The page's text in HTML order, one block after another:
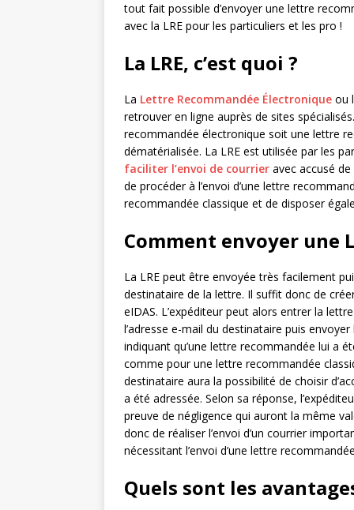
tout fait possible d’envoyer une lettre
avec la LRE pour les particuliers et les pro !
La LRE, c’est quoi ?
La Lettre Recommandée Électronique ou
retrouver en ligne auprès de sites
recommandée électronique soit une lettre
dématérialisée. La LRE est utilisée par les
faciliter l’envoi de courrier avec accusé
de procéder à l’envoi d’une lettre
recommandée classique et de disposer
Comment envoyer une
La LRE peut être envoyée très facilement
destinataire de la lettre. Il suffit donc de
eIDAS. L’expéditeur peut alors entrer la
l’adresse e-mail du destinataire puis
indiquant qu’une lettre recommandée lui a
comme pour une lettre recommandée
destinataire aura la possibilité de choisir
a été adressée. Selon sa réponse,
preuve de négligence qui auront la même
donc de réaliser l’envoi d’un courrier
nécessitant l’envoi d’une lettre
Quels sont les